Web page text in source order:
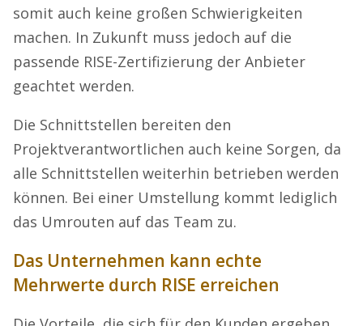
somit auch keine großen Schwierigkeiten
machen. In Zukunft muss jedoch auf die
passende RISE-Zertifizierung der Anbieter
geachtet werden.
Die Schnittstellen bereiten den
Projektverantwortlichen auch keine Sorgen, da
alle Schnittstellen weiterhin betrieben werden
können. Bei einer Umstellung kommt lediglich
das Umrouten auf das Team zu.
Das Unternehmen kann echte
Mehrwerte durch RISE erreichen